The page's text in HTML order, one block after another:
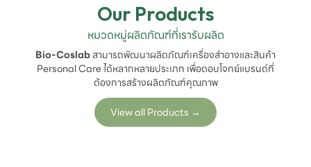
Our Products
หมวดหมู่ผลิตภัณฑ์ที่เรารับผลิต
Bio-Coslabสามารถพัฒนาผลิตภัณฑ์เครื่องสำอางและสินค้า
Personal Care ได้หลากหลายประเภท เพื่อตอบโจทย์แบรนด์ที่
ต้องการสร้างผลิตภัณฑ์คุณภาพ
View all Products →